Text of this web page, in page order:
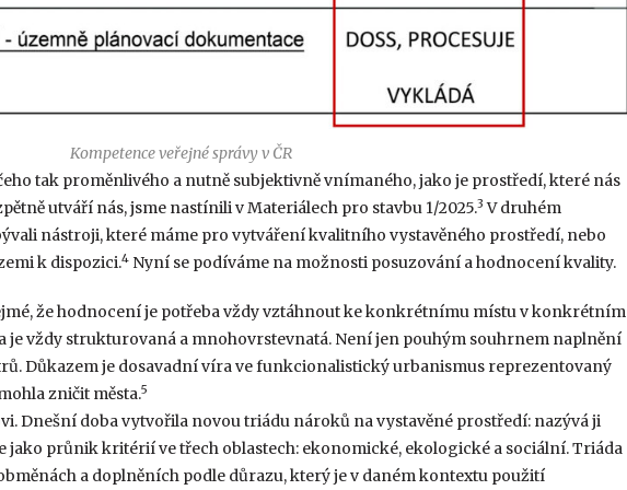
Kompetence veřejné správy v ČR
tak proměnlivého a nutně subjektivně vnímaného, jako je prostředí, které nás
utváří nás, jsme nastínili v Materiálech pro stavbu 1/2025.3 V druhém
nástroji, které máme pro vytváření kvalitního vystavěného prostředí, nebo
k dispozici.4Nyní se podíváme na možnosti posuzování a hodnocení kvality.
že hodnocení je potřeba vždy vztáhnout ke konkrétnímu místu v konkrétním
je vždy strukturovaná a mnohovrstevnatá. Není jen pouhým souhrnem naplnění
Důkazem je dosavadní víra ve funkcionalistický urbanismus reprezentovaný
zničit města.5
Dnešní doba vytvořila novou triádu nároků na vystavěné prostředí: nazývá ji
jako průnik kritérií ve třech oblastech: ekonomické, ekologické a sociální. Triáda
a doplněních podle důrazu, který je v daném kontextu použití